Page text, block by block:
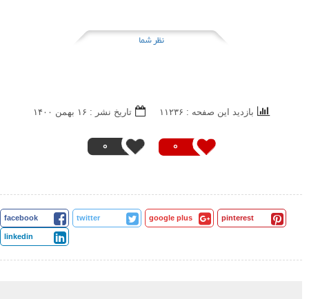
نظر شما
0
0
بازدید این صفحه : ۱۱۲۳۶ تاریخ نشر : ۱۶ بهمن ۱۴۰۰
facebook twitter google plus pinterest
linkedin